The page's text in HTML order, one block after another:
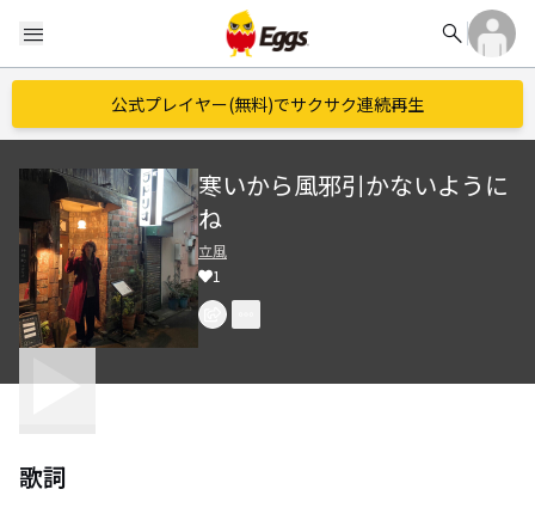
menu search
公式プレイヤー(無料)でサクサク連続再生
寒いから風邪引かないように
ね
立風
1
歌詞